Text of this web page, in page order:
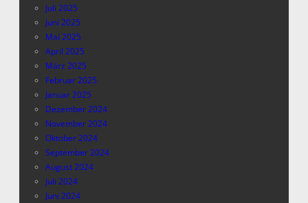
Juli 2025
Juni 2025
Mai 2025
April 2025
März 2025
Februar 2025
Januar 2025
Dezember 2024
November 2024
Oktober 2024
September 2024
August 2024
Juli 2024
Juni 2024